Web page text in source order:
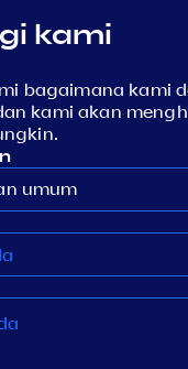
kami
bagaimana kami
kami akan
umum